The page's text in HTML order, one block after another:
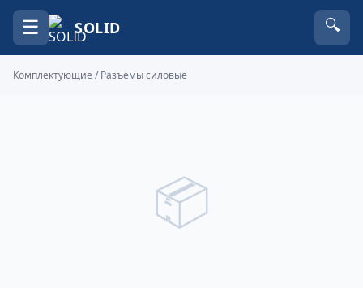
☰ SOLID 🔍
Комплектующие /Разъемы силовые
📦